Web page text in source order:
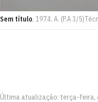
Sem título, 1974. A. (P.A 3/
Última atualização: terça-feira,